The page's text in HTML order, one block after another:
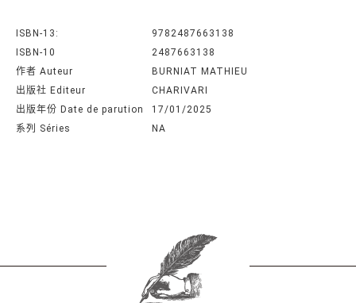
ISBN-13:
9782487663138
ISBN-10
2487663138
作者 Auteur
BURNIAT MATHIEU
出版社 Editeur
CHARIVARI
出版年份 Date de parution
17/01/2025
系列 Séries
NA